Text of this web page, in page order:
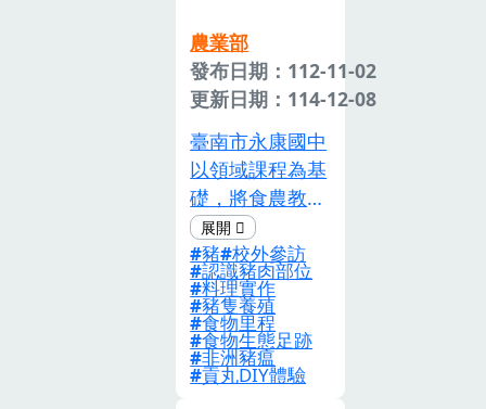
計順應「智慧農
業」趨勢，以
「農業生產與環
具在地風土特
色-「地瓜」作
物，連結「飲食
健康與消費」
「飲食文化與生
活」，發展二大
課程主題「遇見
食農花園」、
「相遇地瓜
農業部
發布日期：112-11-02
更新日期：114-12-08
臺南市永康國中
以領域課程為基
礎，將食農教育
議題融入綜合活
動領域及社會領
域教學，為九年
級學生設計「知
『豬』人」課
程。以「農業生
豬 校外參訪
認識豬肉部位
料理實作
豬隻養殖
食物里程
食物生態足跡
非洲豬瘟
貢丸DIY體驗